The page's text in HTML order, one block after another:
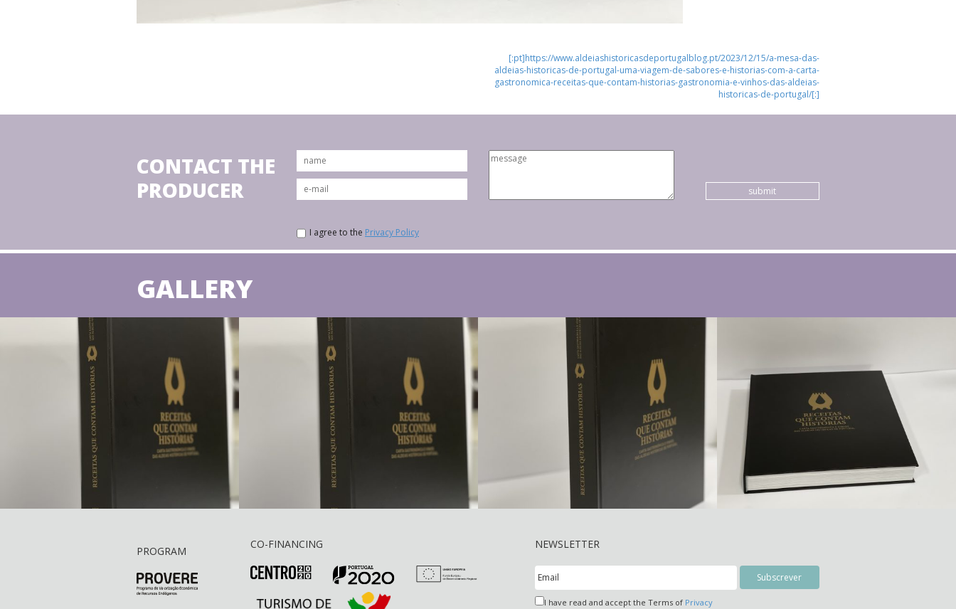
[:pt]https://www.aldeiashistoricasdeportugalblog.pt/2023/12/15/a-mesa-das-
aldeias-historicas-de-portugal-uma-viagem-de-sabores-e-historias-com-a-carta-
gastronomica-receitas-que-contam-historias-gastronomia-e-vinhos-das-aldeias-
historicas-de-portugal/[:]
CONTACT THE
PRODUCER
submit
I agree to the Privacy Policy
GALLERY
PROGRAM
CO-FINANCING NEWSLETTER
I have read and accept the Terms of Privacy